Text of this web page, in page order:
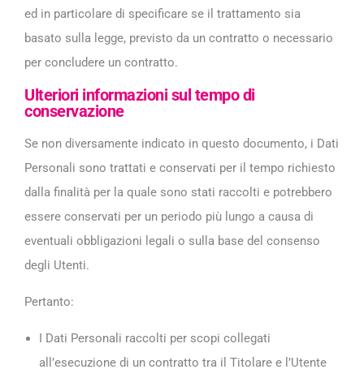
ed in particolare di specificare se il trattamento sia
basato sulla legge, previsto da un contratto o necessario
per concludere un contratto.
Ulteriori informazioni sul tempo di
conservazione
Se non diversamente indicato in questo documento, i Dati
Personali sono trattati e conservati per il tempo richiesto
dalla finalità per la quale sono stati raccolti e potrebbero
essere conservati per un periodo più lungo a causa di
eventuali obbligazioni legali o sulla base del consenso
degli Utenti.
Pertanto:
I Dati Personali raccolti per scopi collegati
all’esecuzione di un contratto tra il Titolare e l’Utente